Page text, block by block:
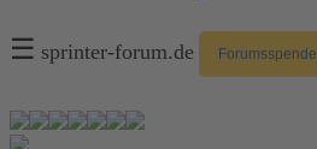
☰ sprinter-forum.de Forumsspende